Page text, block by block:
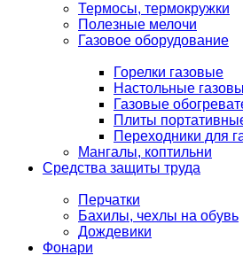
Термосы, термокружки
Полезные мелочи
Газовое оборудование
Горелки газовые
Настольные
Газовые
Плиты
Переходники для
Мангалы, коптильни
Средства защиты труда
Перчатки
Бахилы, чехлы на обувь
Дождевики
Фонари